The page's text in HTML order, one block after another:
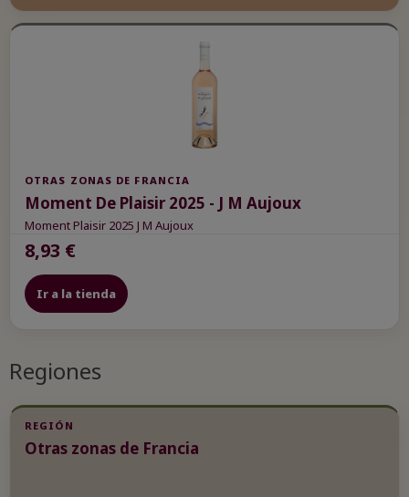
OTRAS ZONAS DE FRANCIA
Moment De Plaisir 2025 - J M Aujoux
Moment Plaisir 2025 J M Aujoux
8,93 €
Ir a la tienda
Regiones
REGIÓN
Otras zonas de Francia